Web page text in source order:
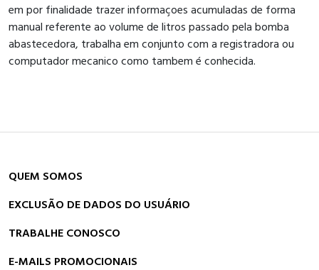
em por finalidade trazer informaçoes acumuladas de forma
manual referente ao volume de litros passado pela bomba
abastecedora, trabalha em conjunto com a registradora ou
computador mecanico como tambem é conhecida.
QUEM SOMOS
EXCLUSÃO DE DADOS DO USUÁRIO
TRABALHE CONOSCO
E-MAILS PROMOCIONAIS